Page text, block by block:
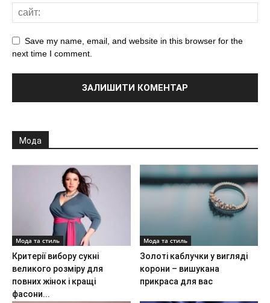
Save my name, email, and website in this browser for the
next time I comment.
Мода
Мода та стиль
Критерії вибору сукні
великого розміру для
повних жінок і кращі
фасони...
Мода та стиль
Золоті каблучки у вигляді
корони – вишукана
прикраса для вас